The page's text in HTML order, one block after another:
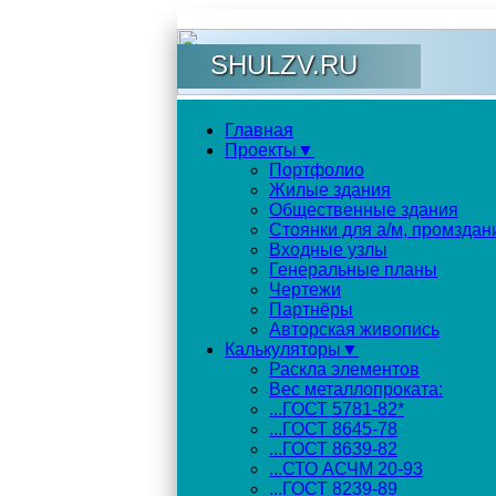
SHULZV.RU
Главная
Проекты▼
Портфолио
Жилые здания
Общественные здания
Стоянки для а/м,
Входные узлы
Генеральные планы
Чертежи
Партнёры
Авторская живопись
Калькуляторы▼
Раскла элементов
Вес металлопроката:
...ГОСТ 5781-82*
...ГОСТ 8645-78
...ГОСТ 8639-82
...СТО АСЧМ 20-93
...ГОСТ 8239-89